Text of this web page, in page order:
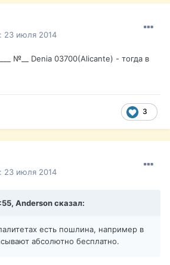
23 июля 2014
№__ Denia 03700(Alicante) - тогда в
3
23 июля 2014
Anderson сказал:
есть пошлина, например в
абсолютно бесплатно.